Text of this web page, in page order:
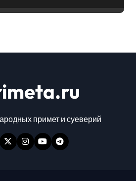
примет и суеверий